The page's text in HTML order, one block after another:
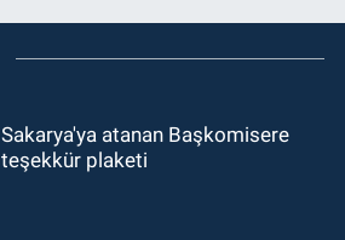
Sakarya'ya atanan Başkomisere
teşekkür plaketi